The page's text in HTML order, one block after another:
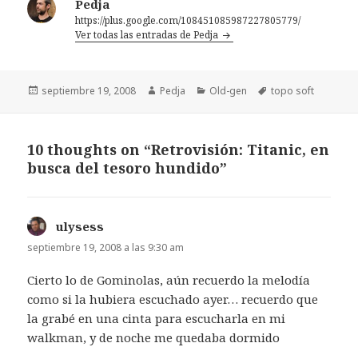
Pedja
https://plus.google.com/108451085987227805779/
Ver todas las entradas de Pedja
Publicado
septiembre 19, 2008 Autor
Pedja Categorías
Old-gen Etiquetas
topo soft
10 thoughts on “Retrovisión: Titanic, en
busca del tesoro hundido”
ulysess
septiembre 19, 2008 a las 9:30 am
Cierto lo de Gominolas, aún recuerdo la melodía
como si la hubiera escuchado ayer… recuerdo que
la grabé en una cinta para escucharla en mi
walkman, y de noche me quedaba dormido